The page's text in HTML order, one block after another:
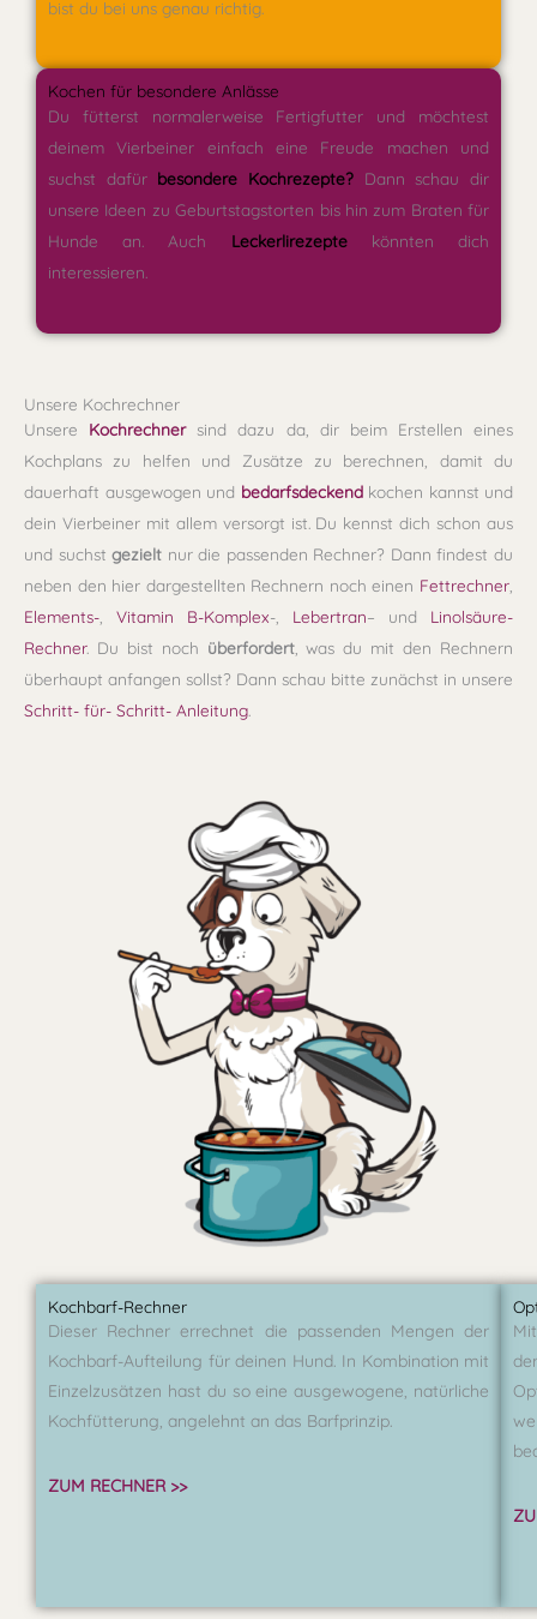
bist du bei uns genau richtig.
Kochen für besondere Anlässe
Du fütterst normalerweise Fertigfutter und möchtest
deinem Vierbeiner einfach eine Freude machen und
suchst dafür besondere Kochrezepte? Dann schau dir
unsere Ideen zu Geburtstagstorten bis hin zum Braten für
Hunde an. Auch Leckerlirezeptekönnten dich
interessieren.
Unsere Kochrechner
Unsere Kochrechnersind dazu da, dir beim Erstellen eines
Kochplans zu helfen und Zusätze zu berechnen, damit du
dauerhaft ausgewogen und bedarfsdeckendkochen kannst und
dein Vierbeiner mit allem versorgt ist. Du kennst dich schon aus
und suchstgezielt nur die passenden Rechner? Dann findest du
neben den hier dargestellten Rechnern noch einen Fettrechner
Elements-
Vitamin B-Komplex-, Lebertran– und Linolsäure-
Rechner. Du bist noch überfordert, was du mit den Rechnern
überhaupt anfangen sollst? Dann schau bitte zunächst in unsere
Schritt- für- Schritt- Anleitung
Kochbarf-Rechner
Dieser Rechner errechnet die passenden Mengen der
Kochbarf-Aufteilung für deinen Hund. In Kombination mit
Einzelzusätzen hast du so eine ausgewogene, natürliche
Kochfütterung, angelehnt an das Barfprinzip.
ZUM RECHNER >>